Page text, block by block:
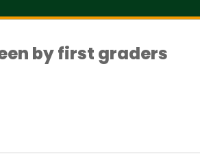
by first graders